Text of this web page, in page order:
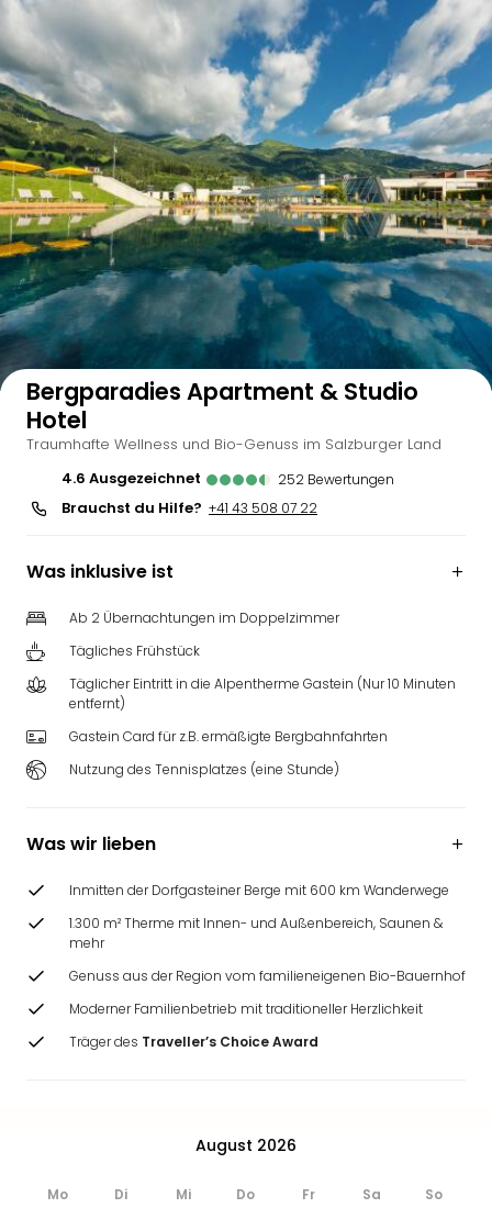
Auf der Karte anzeigen
Bergparadies Apartment & Studio
Hotel
Traumhafte Wellness und Bio-Genuss im Salzburger Land
4.6
ausgezeichnet 252 Bewertungen
Brauchst du Hilfe? +41 43 508 07 22
Was inklusive ist
Ab 2 Übernachtungen im Doppelzimmer
Tägliches Frühstück
Täglicher Eintritt in die Alpentherme Gastein (Nur 10 Minuten
entfernt)
Gastein Card für z.B. ermäßigte Bergbahnfahrten
Nutzung des Tennisplatzes (eine Stunde)
Was wir lieben
Inmitten der Dorfgasteiner Berge mit 600 km Wanderwege
1.300 m² Therme mit Innen- und Außenbereich, Saunen &
mehr
Genuss aus der Region vom familieneigenen Bio-Bauernhof
Moderner Familienbetrieb mit traditioneller Herzlichkeit
Träger des Traveller’s Choice Award
August 2026
Mo Di Mi Do Fr Sa So